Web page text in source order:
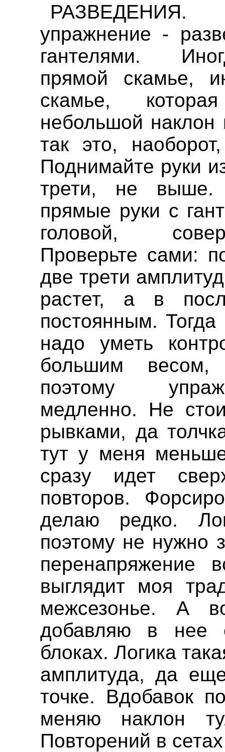
РАЗВЕДЕНИЯ.
упражнение -
гантелями.
прямой скамье,
скамье,
небольшой наклон
так это,
Поднимайте руки
трети, не выше.
прямые руки с
головой,
Проверьте сами:
две трети
растет, а в
постоянным.
надо уметь
большим весом,
поэтому
медленно. Не
рывками, да
тут у меня
сразу идет
повторов.
делаю редко.
поэтому не нужно
перенапряжение
выглядит моя
межсезонье. А
добавляю в нее
блоках. Логика
амплитуда, да
точке. Вдобавок
меняю наклон
Повторений в